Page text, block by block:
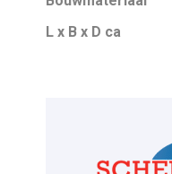
L x B x D ca